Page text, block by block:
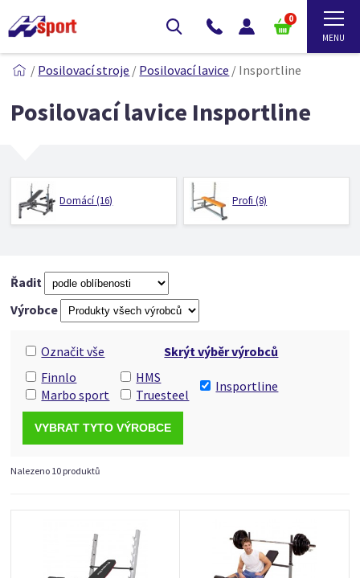
0
/ Posilovací stroje / Posilovací lavice / Insportline
Posilovací lavice Insportline
Domácí (16) Profi (8)
Řadit
Výrobce
Skrýt výběr výrobců
Označit vše
Finnlo
Marbo sport
HMS
Truesteel
Insportline
Nalezeno 10 produktů